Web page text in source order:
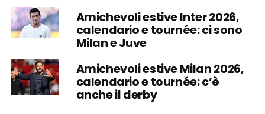
Amichevoli estive Inter 2026,
calendario e tournée: ci sono
Milan e Juve
Amichevoli estive Milan 2026,
calendario e tournée: c’è
anche il derby